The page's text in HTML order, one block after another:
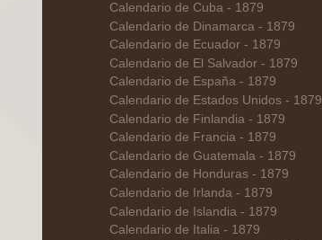
Calendario de Cuba - 1879
Calendario de Dinamarca - 1879
Calendario de Ecuador - 1879
Calendario de El Salvador - 1879
Calendario de España - 1879
Calendario de Estados Unidos - 1879
Calendario de Finlandia - 1879
Calendario de Francia - 1879
Calendario de Guatemala - 1879
Calendario de Honduras - 1879
Calendario de Irlanda - 1879
Calendario de Islandia - 1879
Calendario de Italia - 1879